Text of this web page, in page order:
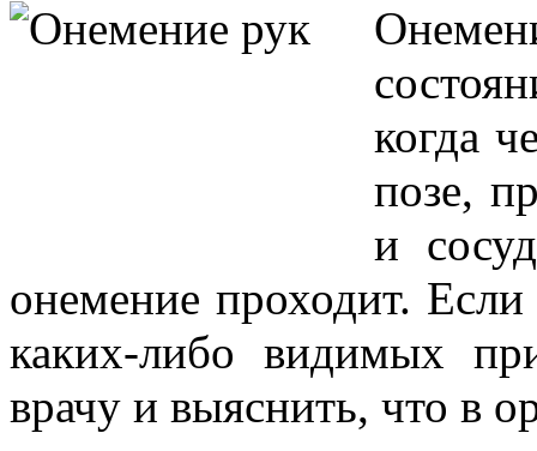
когда
позе,
и
онемение проходит.
каких-либо видимых
врачу и выяснить, что в